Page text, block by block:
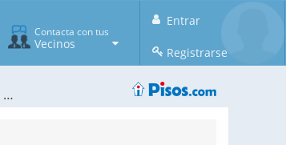
Entrar
Registrarse
Contacta con tus
Vecinos